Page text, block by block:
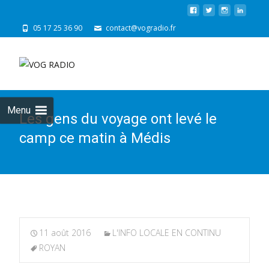
05 17 25 36 90 contact@vogradio.fr
Menu
Les gens du voyage ont levé le
camp ce matin à Médis
11 août 2016
L'INFO LOCALE EN CONTINU
ROYAN